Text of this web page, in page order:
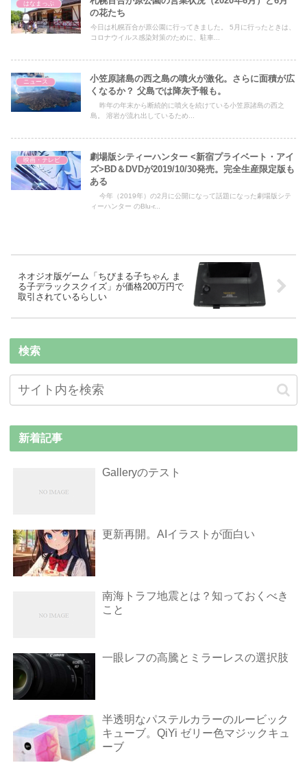
はなまっぷ
の花たち
今日は札幌百合が原公園に行ってきました。 5月に行ったときは、
コロナウイルス感染対策のために、駐車...
ニュース
小笠原諸島の西之島の噴火が激化。さらに面積が広
くなるか？ 父島では降灰予報も。
昨年の年末から断続的に噴火を続けている小笠原諸島の西之
島。 溶岩が流れ出しているため...
映画・テレビ
劇場版シティーハンター <新宿プライベート・アイ
ズ>BD＆DVDが2019/10/30発売。完全生産限定版も
ある
今年（2019年）の2月に公開になって話題になった劇場版シテ
ィーハンター のBlu-r...
ネオジオ版ゲーム「ちびまる子ちゃん ま
る子デラックスクイズ」が価格200万円で
取引されているらしい
検索
新着記事
Galleryのテスト
更新再開。AIイラストが面白い
南海トラフ地震とは？知っておくべき
こと
一眼レフの高騰とミラーレスの選択肢
半透明なパステルカラーのルービック
キューブ。QiYi ゼリー色マジックキュ
ーブ